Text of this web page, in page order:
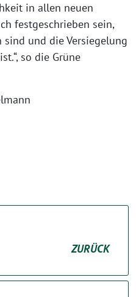
in allen neuen
festgeschrieben sein,
sind und die Versiegelung
so die Grüne
ZURÜCK